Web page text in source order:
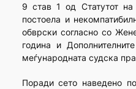
9 став 1 од Статутот
постоела и
обврски согласно со
година и
меѓународната судска
Поради сето наведено